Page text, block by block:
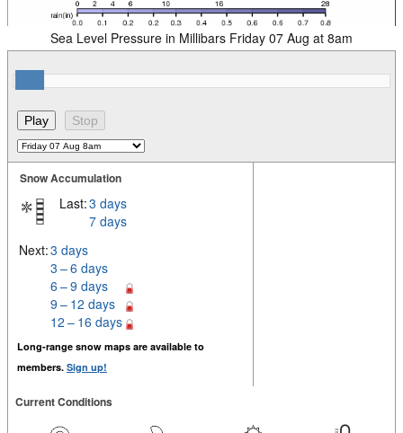
Sea Level Pressure in Millibars Friday 07 Aug at 8am
Snow Accumulation
Last:3 days
7 days
Next:3 days
3 – 6 days
6 – 9 days
9 – 12 days
12 – 16 days
Long-range snow maps are available to
members. Sign up!
Current Conditions